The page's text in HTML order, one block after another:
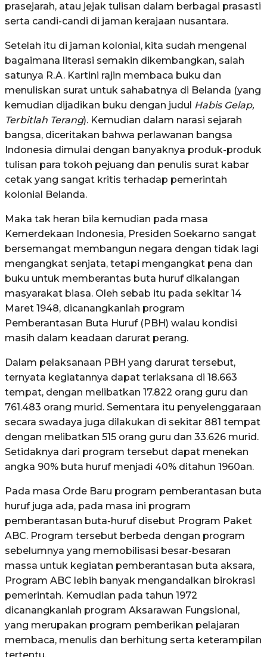
prasejarah, atau jejak tulisan dalam berbagai prasasti
serta candi-candi di jaman kerajaan nusantara.
Setelah itu di jaman kolonial, kita sudah mengenal
bagaimana literasi semakin dikembangkan, salah
satunya R.A. Kartini rajin membaca buku dan
menuliskan surat untuk sahabatnya di Belanda (yang
kemudian dijadikan buku dengan judul Habis Gelap,
Terbitlah Terang). Kemudian dalam narasi sejarah
bangsa, diceritakan bahwa perlawanan bangsa
Indonesia dimulai dengan banyaknya produk-produk
tulisan para tokoh pejuang dan penulis surat kabar
cetak yang sangat kritis terhadap pemerintah
kolonial Belanda.
Maka tak heran bila kemudian pada masa
Kemerdekaan Indonesia, Presiden Soekarno sangat
bersemangat membangun negara dengan tidak lagi
mengangkat senjata, tetapi mengangkat pena dan
buku untuk memberantas buta huruf dikalangan
masyarakat biasa. Oleh sebab itu pada sekitar 14
Maret 1948, dicanangkanlah program
Pemberantasan Buta Huruf (PBH) walau kondisi
masih dalam keadaan darurat perang.
Dalam pelaksanaan PBH yang darurat tersebut,
ternyata kegiatannya dapat terlaksana di 18.663
tempat, dengan melibatkan 17.822 orang guru dan
761.483 orang murid. Sementara itu penyelenggaraan
secara swadaya juga dilakukan di sekitar 881 tempat
dengan melibatkan 515 orang guru dan 33.626 murid.
Setidaknya dari program tersebut dapat menekan
angka 90% buta huruf menjadi 40% ditahun 1960an.
Pada masa Orde Baru program pemberantasan buta
huruf juga ada, pada masa ini program
pemberantasan buta-huruf disebut Program Paket
ABC. Program tersebut berbeda dengan program
sebelumnya yang memobilisasi besar-besaran
massa untuk kegiatan pemberantasan buta aksara,
Program ABC lebih banyak mengandalkan birokrasi
pemerintah. Kemudian pada tahun 1972
dicanangkanlah program Aksarawan Fungsional,
yang merupakan program pemberikan pelajaran
membaca, menulis dan berhitung serta keterampilan